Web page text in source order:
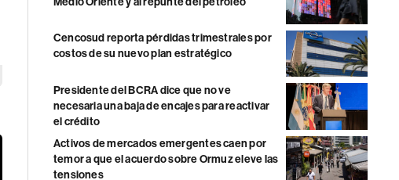
Cencosud reporta pérdidas trimestrales por
costos de su nuevo plan estratégico
Presidente del BCRA dice que no ve
necesaria una baja de encajes para reactivar
el crédito
Activos de mercados emergentes caen por
temor a que el acuerdo sobre Ormuz eleve las
tensiones